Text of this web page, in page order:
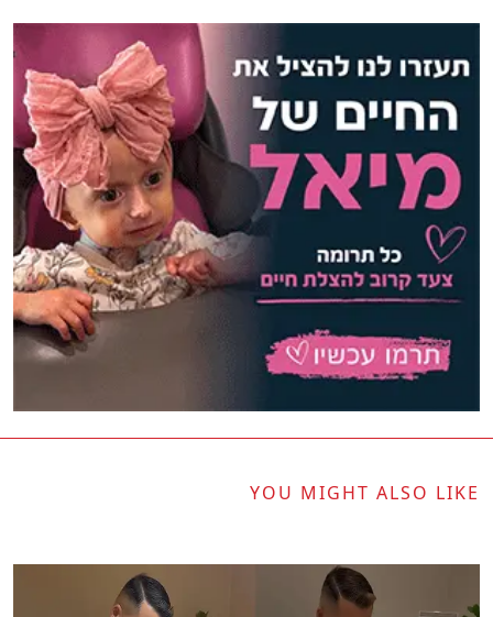
YOU MIGHT ALSO LIKE